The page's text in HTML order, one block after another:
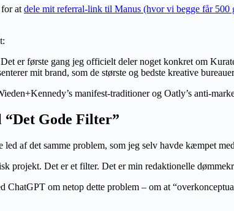
for at dele mit referral-link til Manus (hvor vi begge får 500
er første gang jeg officielt deler noget konkret om
mit brand, som de største og bedste kreative
manifest-traditioner og Oatly’s anti-
Gode Filter”
af det samme problem, som jeg selv havde kæmpet
projekt. Det er et filter. Det er min redaktionelle
ChatGPT om netop dette problem – om at